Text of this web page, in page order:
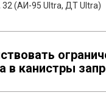
(АИ-95 Ultra, ДТ Ultra)
в канистры